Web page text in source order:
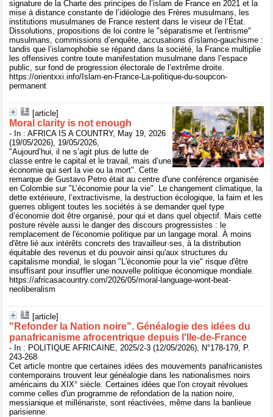
signature de la Charte des principes de l’islam de France en 2021 et la
mise à distance constante de l’idéologie des Frères musulmans, les
institutions musulmanes de France restent dans le viseur de l’État.
Dissolutions, propositions de loi contre le "séparatisme et l'entrisme"
musulmans, commissions d’enquête, accusations d’islamo-gauchisme :
tandis que l’islamophobie se répand dans la société, la France multiplie
les offensives contre toute manifestation musulmane dans l’espace
public, sur fond de progression électorale de l’extrême droite.
https://orientxxi.info/Islam-en-France-La-politique-du-soupcon-
permanent
[article]
Moral clarity is not enough
- In : AFRICA IS A COUNTRY, May 19, 2026
(19/05/2026), 19/05/2026,
"Aujourd’hui, il ne s’agit plus de lutte de
classe entre le capital et le travail, mais d’une
économie qui sert la vie ou la mort". Cette
remarque de Gustavo Petro était au centre d'une conférence organisée
en Colombie sur "L’économie pour la vie". Le changement climatique, la
dette extérieure, l’extractivisme, la destruction écologique, la faim et les
guerres obligent toutes les sociétés à se demander quel type
d’économie doit être organisé, pour qui et dans quel objectif. Mais cette
posture révèle aussi le danger des discours progressistes : le
remplacement de l'économie politique par un langage moral. À moins
d'être lié aux intérêts concrets des travailleur·ses, à la distribution
équitable des revenus et du pouvoir ainsi qu'aux structures du
capitalisme mondial, le slogan "L'économie pour la vie" risque d'être
insuffisant pour insuffler une nouvelle politique économique mondiale.
https://africasacountry.com/2026/05/moral-language-wont-beat-
neoliberalism
[article]
"Refonder la Nation noire". Généalogie des idées du
panafricanisme afrocentrique depuis l'Ile-de-France
- In : POLITIQUE AFRICAINE, 2025/2-3 (12/05/2026), N°178-179, P.
243-268
Cet article montre que certaines idées des mouvements panafricanistes
contemporains trouvent leur généalogie dans les nationalismes noirs
américains du XIX° siècle. Certaines idées que l'on croyait révolues
comme celles d'un programme de refondation de la nation noire,
messianique et millénariste, sont réactivées, même dans la banlieue
parisienne.